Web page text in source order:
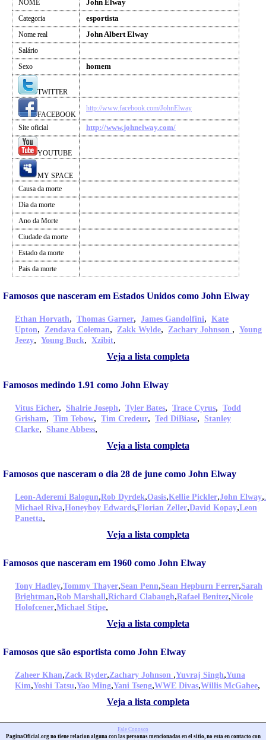
NOME John Elway
Categoria esportista
Nome real John Albert Elway
Salário
Sexo
homem
TWITTER
FACEBOOK
http://www.facebook.com/JohnElway
Site oficial http://www.johnelway.com/
YOUTUBE
MY SPACE
Causa da morte
Dia da morte
Ano da Morte
Ciudade da morte
Estado da morte
Pais da morte
Famosos que nasceram em Estados Unidos como John Elway
Ethan Horvath, Thomas Garner, James Gandolfini, Kate
Upton, Zendaya Coleman, Zakk Wylde, Zachary Johnson , Young
Jeezy, Young Buck, Xzibit,
Veja a lista completa
Famosos medindo 1.91 como John Elway
Vitus Eicher, Shalrie Joseph, Tyler Bates, Trace Cyrus, Todd
Grisham, Tim Tebow, Tim Credeur, Ted DiBiase, Stanley
Clarke, Shane Abbess,
Veja a lista completa
Famosos que nasceram o dia 28 de june como John Elway
Leon-Aderemi Balogun,Rob Dyrdek,Oasis,Kellie Pickler,John Elway,
Michael Riva,Honeyboy Edwards,Florian Zeller,David Kopay,Leon
Panetta,
Veja a lista completa
Famosos que nasceram em 1960 como John Elway
Tony Hadley,Tommy Thayer,Sean Penn,Sean Hepburn Ferrer,Sarah
Brightman,Rob Marshall,Richard Clabaugh,Rafael Benitez,Nicole
Holofcener,Michael Stipe,
Veja a lista completa
Famosos que são esportista como John Elway
Zaheer Khan,Zack Ryder,Zachary Johnson ,Yuvraj Singh,Yuna
Kim,Yoshi Tatsu,Yao Ming,Yani Tseng,WWE Divas,Willis McGahee,
Veja a lista completa
Fale Conosco
PaginaOficial.org no tiene relacion alguna con las personas mencionadas en el sitio, no esta en contacto con